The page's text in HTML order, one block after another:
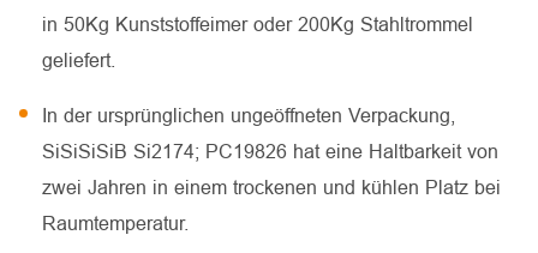
in 50Kg Kunststoffeimer oder 200Kg Stahltrommel
geliefert.
In der ursprünglichen ungeöffneten Verpackung,
SiSiSiSiB Si2174; PC19826 hat eine Haltbarkeit von
zwei Jahren in einem trockenen und kühlen Platz bei
Raumtemperatur.